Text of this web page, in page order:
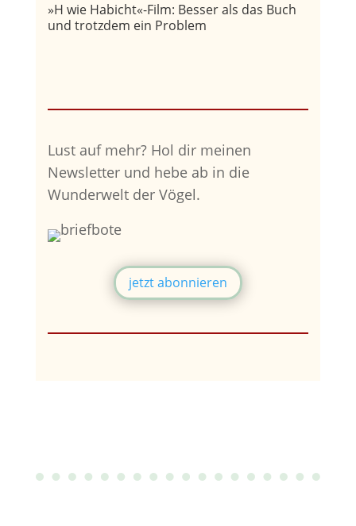
»H wie Habicht«-Film: Besser als das Buch
und trotzdem ein Problem
Lust auf mehr? Hol dir meinen
Newsletter und hebe ab in die
Wunderwelt der Vögel.
jetzt abonnieren